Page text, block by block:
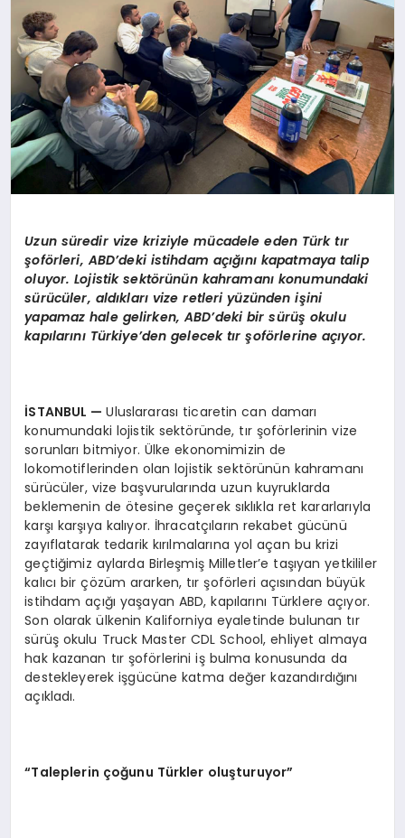
Uzun süredir vize kriziyle mücadele eden Türk tır
şoförleri, ABD’deki istihdam açığını kapatmaya talip
oluyor. Lojistik sektörünün kahramanı konumundaki
sürücüler, aldıkları vize retleri yüzünden işini
yapamaz hale gelirken, ABD’deki bir sürüş okulu
kapılarını Türkiye’den gelecek tır şoförlerine açıyor.
İSTANBUL —Uluslararası ticaretin can damarı
konumundaki lojistik sektöründe, tır şoförlerinin vize
sorunları bitmiyor. Ülke ekonomimizin de
lokomotiflerinden olan lojistik sektörünün kahramanı
sürücüler, vize başvurularında uzun kuyruklarda
beklemenin de ötesine geçerek sıklıkla ret kararlarıyla
karşı karşıya kalıyor. İhracatçıların rekabet gücünü
zayıflatarak tedarik kırılmalarına yol açan bu krizi
geçtiğimiz aylarda Birleşmiş Milletler’e taşıyan yetkililer
kalıcı bir çözüm ararken, tır şoförleri açısından büyük
istihdam açığı yaşayan ABD, kapılarını Türklere açıyor.
Son olarak ülkenin Kaliforniya eyaletinde bulunan tır
sürüş okulu Truck Master CDL School, ehliyet almaya
hak kazanan tır şoförlerini iş bulma konusunda da
destekleyerek işgücüne katma değer kazandırdığını
açıkladı.
“Taleplerin çoğunu Türkler oluşturuyor”